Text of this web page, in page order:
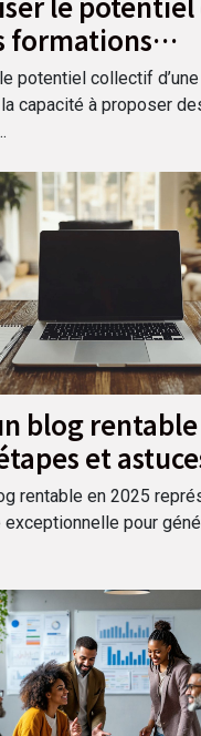
formations
potentiel collectif
capacité à proposer
blog
et
rentable en 2025
pour